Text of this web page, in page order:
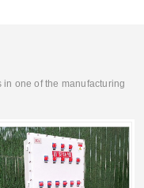
one of the manufacturing